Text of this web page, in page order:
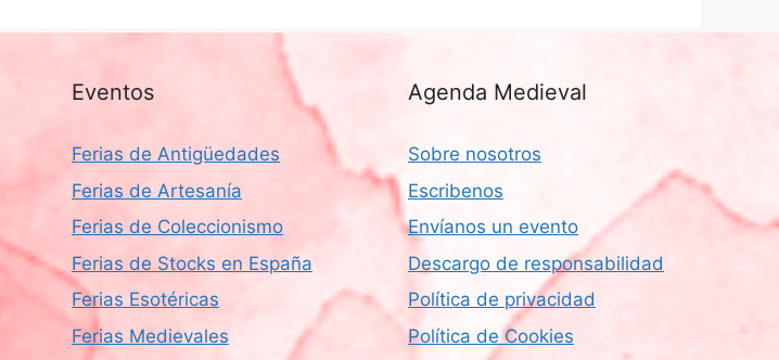
Eventos
Ferias de Antigüedades
Ferias de Artesanía
Ferias de Coleccionismo
Ferias de Stocks en España
Ferias Esotéricas
Ferias Medievales
Agenda Medieval
Sobre nosotros
Escribenos
Envíanos un evento
Descargo de responsabilidad
Política de privacidad
Política de Cookies